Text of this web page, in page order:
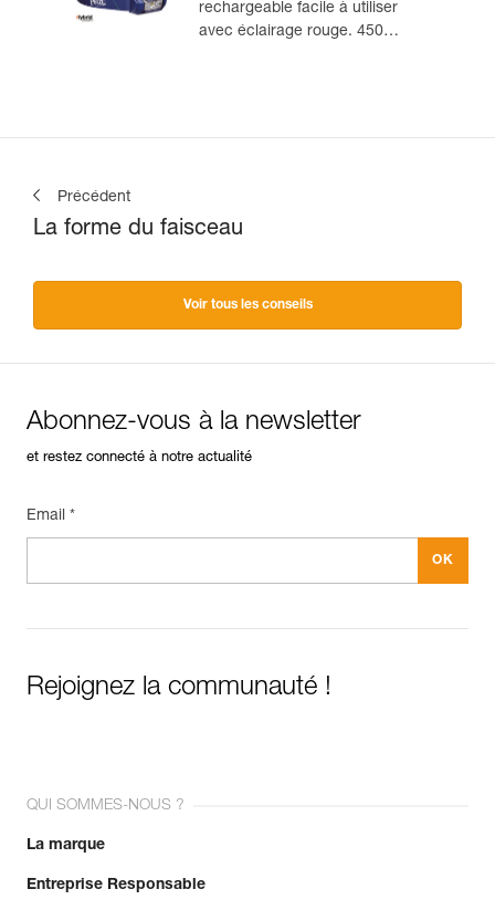
rechargeable facile à utiliser
avec éclairage rouge. 450
Précédent
La forme du faisceau
Voir tous les conseils
Abonnez-vous à la newsletter
et restez connecté à notre actualité
Email *
Rejoignez la communauté !
QUI SOMMES-NOUS ?
La marque
Entreprise Responsable